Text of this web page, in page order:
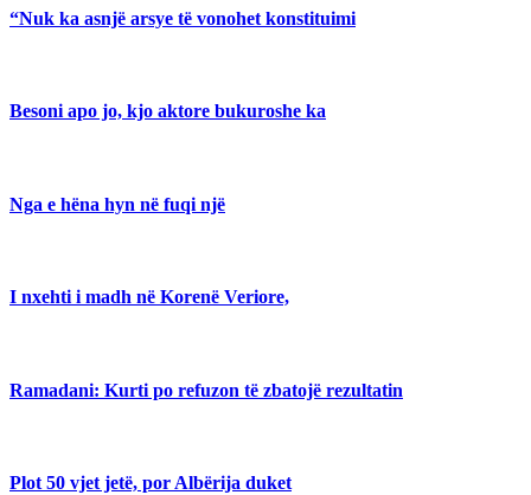
“Nuk ka asnjë arsye të vonohet konstituimi
Besoni apo jo, kjo aktore bukuroshe ka
Nga e hëna hyn në fuqi një
I nxehti i madh në Korenë Veriore,
Ramadani: Kurti po refuzon të zbatojë rezultatin
Plot 50 vjet jetë, por Albërija duket